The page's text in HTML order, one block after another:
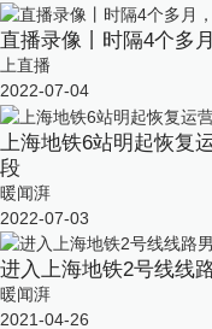
直播录像丨时隔4个多
上直播
2022-07-04
上海地铁6站明起恢复
段
暖闻湃
2022-07-03
进入上海地铁2号线线
暖闻湃
2021-04-26